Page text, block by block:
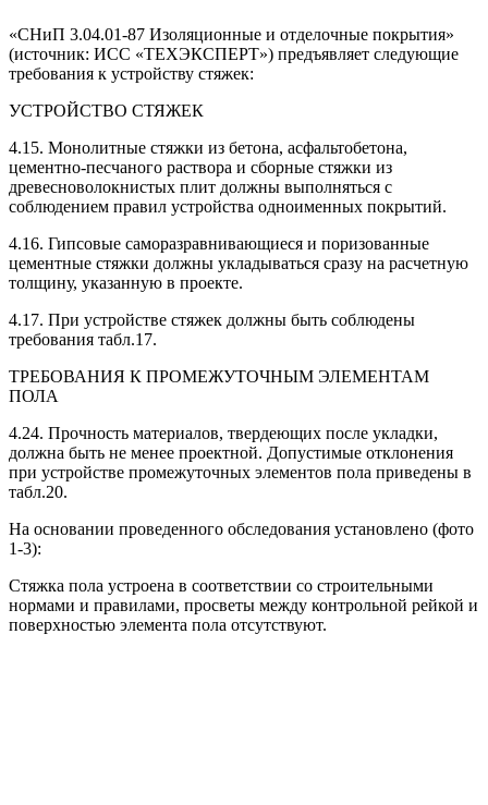
«СНиП 3.04.01-87 Изоляционные и отделочные покрытия»
(источник: ИСС «ТЕХЭКСПЕРТ») предъявляет следующие
требования к устройству стяжек:
УСТРОЙСТВО СТЯЖЕК
4.15. Монолитные стяжки из бетона, асфальтобетона,
цементно-песчаного раствора и сборные стяжки из
древесноволокнистых плит должны выполняться с
соблюдением правил устройства одноименных покрытий.
4.16. Гипсовые саморазравнивающиеся и поризованные
цементные стяжки должны укладываться сразу на расчетную
толщину, указанную в проекте.
4.17. При устройстве стяжек должны быть соблюдены
требования табл.17.
ТРЕБОВАНИЯ К ПРОМЕЖУТОЧНЫМ ЭЛЕМЕНТАМ
ПОЛА
4.24. Прочность материалов, твердеющих после укладки,
должна быть не менее проектной. Допустимые отклонения
при устройстве промежуточных элементов пола приведены в
табл.20.
На основании проведенного обследования установлено (фото
1-3):
Стяжка пола устроена в соответствии со строительными
нормами и правилами, просветы между контрольной рейкой и
поверхностью элемента пола отсутствуют.